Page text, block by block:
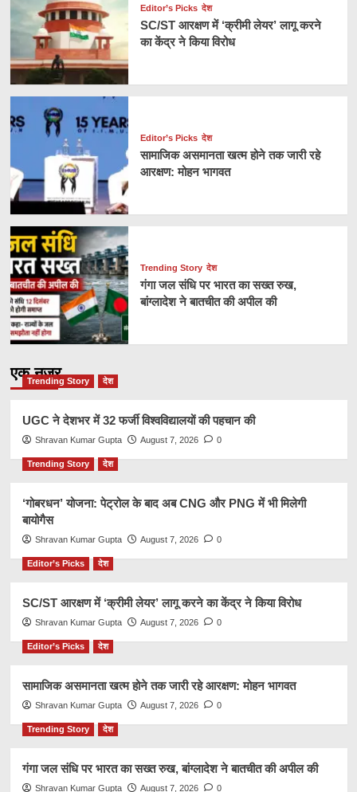
Editor’s Picks देश
SC/ST आरक्षण में ‘क्रीमी लेयर’ लागू करने
का केंद्र ने किया विरोध
Editor’s Picks देश
सामाजिक असमानता खत्म होने तक जारी रहे
आरक्षण: मोहन भागवत
Trending Story देश
गंगा जल संधि पर भारत का सख्त रुख,
बांग्लादेश ने बातचीत की अपील की
एक नज़र
Trending Story देश
UGC ने देशभर में 32 फर्जी विश्वविद्यालयों की पहचान की
Shravan Kumar Gupta August 7, 2026 0
Trending Story देश
‘गोबरधन’ योजना: पेट्रोल के बाद अब CNG और PNG में भी मिलेगी
बायोगैस
Shravan Kumar Gupta August 7, 2026 0
Editor’s Picks देश
SC/ST आरक्षण में ‘क्रीमी लेयर’ लागू करने का केंद्र ने किया विरोध
Shravan Kumar Gupta August 7, 2026 0
Editor’s Picks देश
सामाजिक असमानता खत्म होने तक जारी रहे आरक्षण: मोहन भागवत
Shravan Kumar Gupta August 7, 2026 0
Trending Story देश
गंगा जल संधि पर भारत का सख्त रुख, बांग्लादेश ने बातचीत की अपील की
Shravan Kumar Gupta August 7, 2026 0